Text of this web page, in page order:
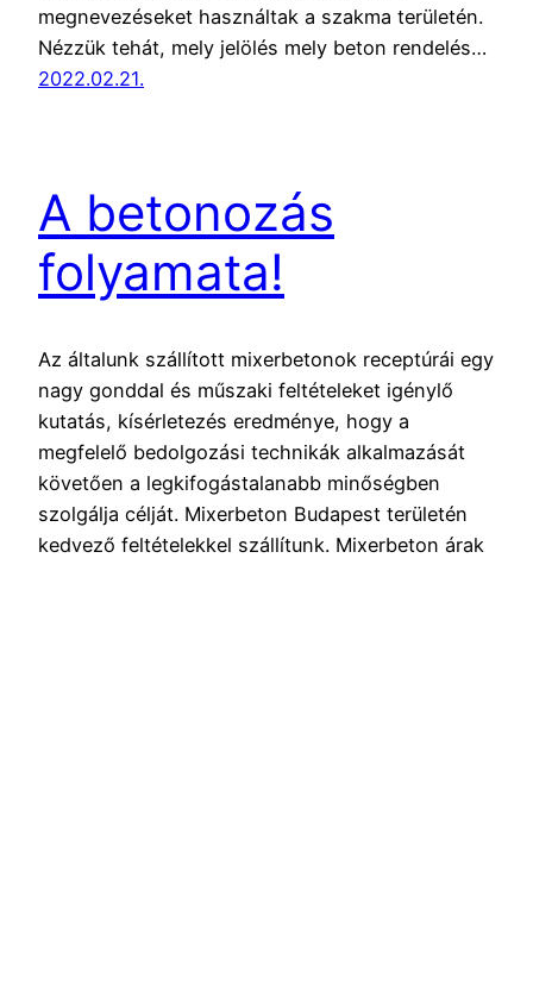
megnevezéseket használtak a szakma területén.
Nézzük tehát, mely jelölés mely beton rendelés…
2022.02.21.
A betonozás
folyamata!
Az általunk szállított mixerbetonok receptúrái egy
nagy gonddal és műszaki feltételeket igénylő
kutatás, kísérletezés eredménye, hogy a
megfelelő bedolgozási technikák alkalmazását
követően a legkifogástalanabb minőségben
szolgálja célját. Mixerbeton Budapest területén
kedvező feltételekkel szállítunk. Mixerbeton árak